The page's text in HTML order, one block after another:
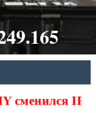
сменился IP